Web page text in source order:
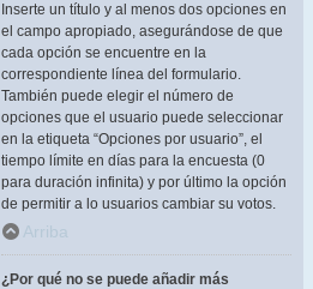
Inserte un título y al menos dos opciones en
el campo apropiado, asegurándose de que
cada opción se encuentre en la
correspondiente línea del formulario.
También puede elegir el número de
opciones que el usuario puede seleccionar
en la etiqueta “Opciones por usuario”, el
tiempo límite en días para la encuesta (0
para duración infinita) y por último la opción
de permitir a lo usuarios cambiar su votos.
Arriba
¿Por qué no se puede añadir más